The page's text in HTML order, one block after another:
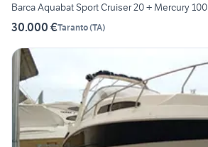
Barca Aquabat Sport Cruiser 20 + Mercury 100
30.000 €Taranto(TA)